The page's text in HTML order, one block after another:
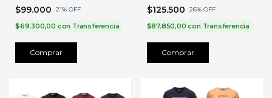
$99.000 -21% OFF
$69.300,00 con Transferencia
Comprar
$125.500 -26% OFF
$87.850,00con Transferencia
Comprar